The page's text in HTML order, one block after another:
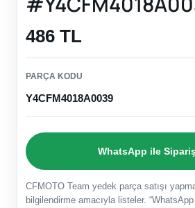
486 TL
PARÇA KODU
Y4CFM4018A0039
WhatsApp ile
CFMOTO Team yedek parça satışı
bilgilendirme amacıyla listeler.